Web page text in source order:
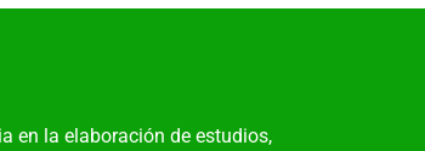
en la elaboración de estudios,